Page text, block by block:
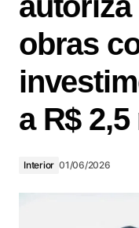
obras
a R$
Interior 01/06/2026